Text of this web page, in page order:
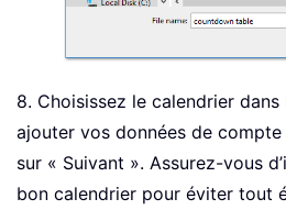
8. Choisissez le calendrier
ajouter vos données de
sur « Suivant ». Assurez-vous
bon calendrier pour éviter tout